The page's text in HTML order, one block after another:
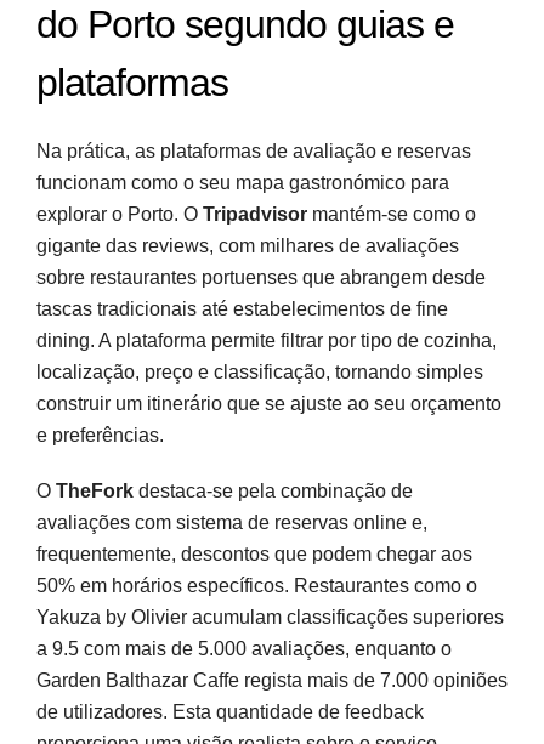
do Porto segundo guias e
plataformas
Na prática, as plataformas de avaliação e reservas
funcionam como o seu mapa gastronómico para
explorar o Porto. O Tripadvisor mantém-se como o
gigante das reviews, com milhares de avaliações
sobre restaurantes portuenses que abrangem desde
tascas tradicionais até estabelecimentos de fine
dining. A plataforma permite filtrar por tipo de cozinha,
localização, preço e classificação, tornando simples
construir um itinerário que se ajuste ao seu orçamento
e preferências.
O TheFork destaca-se pela combinação de
avaliações com sistema de reservas online e,
frequentemente, descontos que podem chegar aos
50% em horários específicos. Restaurantes como o
Yakuza by Olivier acumulam classificações superiores
a 9.5 com mais de 5.000 avaliações, enquanto o
Garden Balthazar Caffe regista mais de 7.000 opiniões
de utilizadores. Esta quantidade de feedback